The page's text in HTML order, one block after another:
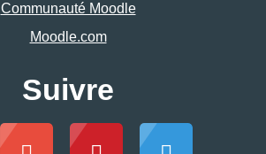
Communauté Moodle
Moodle.com
Suivre